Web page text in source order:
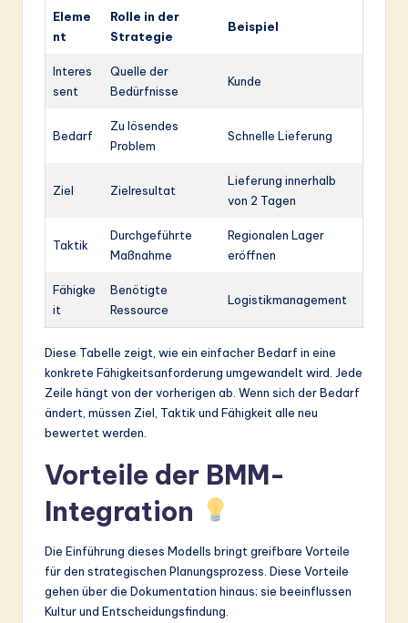
Eleme
nt
Rolle in der
Strategie
Beispiel
Interes
sent
Quelle der
Bedürfnisse
Kunde
Bedarf
Zu lösendes
Problem
Schnelle Lieferung
Ziel Zielresultat
Lieferung innerhalb
von 2 Tagen
Taktik
Durchgeführte
Maßnahme
Regionalen Lager
eröffnen
Fähigke
it
Benötigte
Ressource
Logistikmanagement
Diese Tabelle zeigt, wie ein einfacher Bedarf in eine
konkrete Fähigkeitsanforderung umgewandelt wird. Jede
Zeile hängt von der vorherigen ab. Wenn sich der Bedarf
ändert, müssen Ziel, Taktik und Fähigkeit alle neu
bewertet werden.
Vorteile der BMM-
Integration
Die Einführung dieses Modells bringt greifbare Vorteile
für den strategischen Planungsprozess. Diese Vorteile
gehen über die Dokumentation hinaus; sie beeinflussen
Kultur und Entscheidungsfindung.